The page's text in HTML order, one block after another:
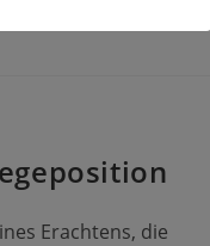
Erachtens, die